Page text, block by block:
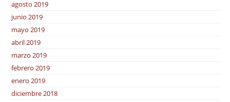
agosto 2019
junio 2019
mayo 2019
abril 2019
marzo 2019
febrero 2019
enero 2019
diciembre 2018